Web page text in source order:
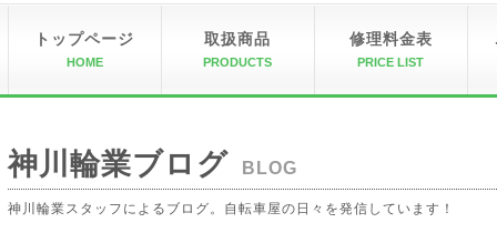
トップページ
HOME
取扱商品
PRODUCTS
修理料金表
PRICE LIST
神川輪業ブログ BLOG
神川輪業スタッフによるブログ。自転車屋の日々を発信しています！